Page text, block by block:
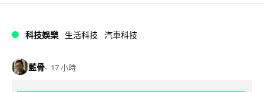
科技娛樂 生活科技 汽車科技
藍骨 17 小時